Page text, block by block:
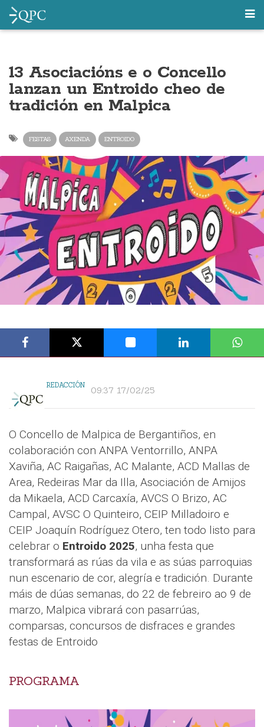
13 Asociacións e o Concello
lanzan un Entroido cheo de
tradición en Malpica
FESTAS AXENDA ENTROIDO
REDACCIÓN 09:37 17/02/25
O Concello de Malpica de Bergantiños, en
colaboración con ANPA Ventorrillo, ANPA
Xaviña, AC Raigañas, AC Malante, ACD Mallas de
Area, Redeiras Mar da Illa, Asociación de Amijos
da Mikaela, ACD Carcaxía, AVCS O Brizo, AC
Campal, AVSC O Quinteiro, CEIP Milladoiro e
CEIP Joaquín Rodríguez Otero, ten todo listo para
celebrar o Entroido 2025, unha festa que
transformará as rúas da vila e as súas parroquias
nun escenario de cor, alegría e tradición. Durante
máis de dúas semanas, do 22 de febreiro ao 9 de
marzo, Malpica vibrará con pasarrúas,
comparsas, concursos de disfraces e grandes
festas de Entroido
PROGRAMA